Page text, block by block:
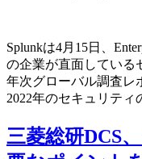
Splunkは4月15日、
の企業が直面している
年次グローバル調査レ
2022年のセキュリティ
三菱総研DCS